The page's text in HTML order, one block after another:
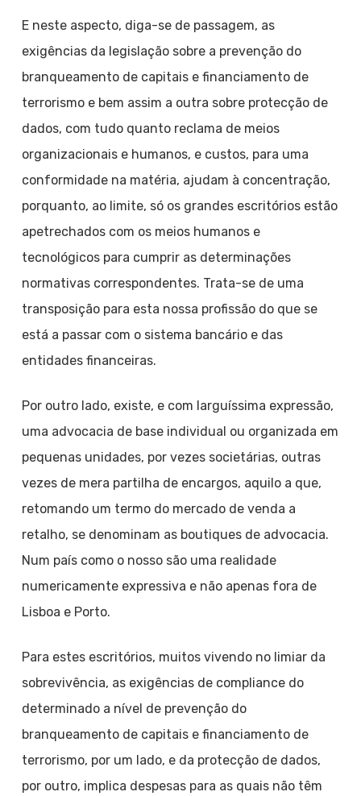
E neste aspecto, diga-se de passagem, as
exigências da legislação sobre a prevenção do
branqueamento de capitais e financiamento de
terrorismo e bem assim a outra sobre protecção de
dados, com tudo quanto reclama de meios
organizacionais e humanos, e custos, para uma
conformidade na matéria, ajudam à concentração,
porquanto, ao limite, só os grandes escritórios estão
apetrechados com os meios humanos e
tecnológicos para cumprir as determinações
normativas correspondentes. Trata-se de uma
transposição para esta nossa profissão do que se
está a passar com o sistema bancário e das
entidades financeiras.
Por outro lado, existe, e com larguíssima expressão,
uma advocacia de base individual ou organizada em
pequenas unidades, por vezes societárias, outras
vezes de mera partilha de encargos, aquilo a que,
retomando um termo do mercado de venda a
retalho, se denominam as boutiques de advocacia.
Num país como o nosso são uma realidade
numericamente expressiva e não apenas fora de
Lisboa e Porto.
Para estes escritórios, muitos vivendo no limiar da
sobrevivência, as exigências de compliance do
determinado a nível de prevenção do
branqueamento de capitais e financiamento de
terrorismo, por um lado, e da protecção de dados,
por outro, implica despesas para as quais não têm